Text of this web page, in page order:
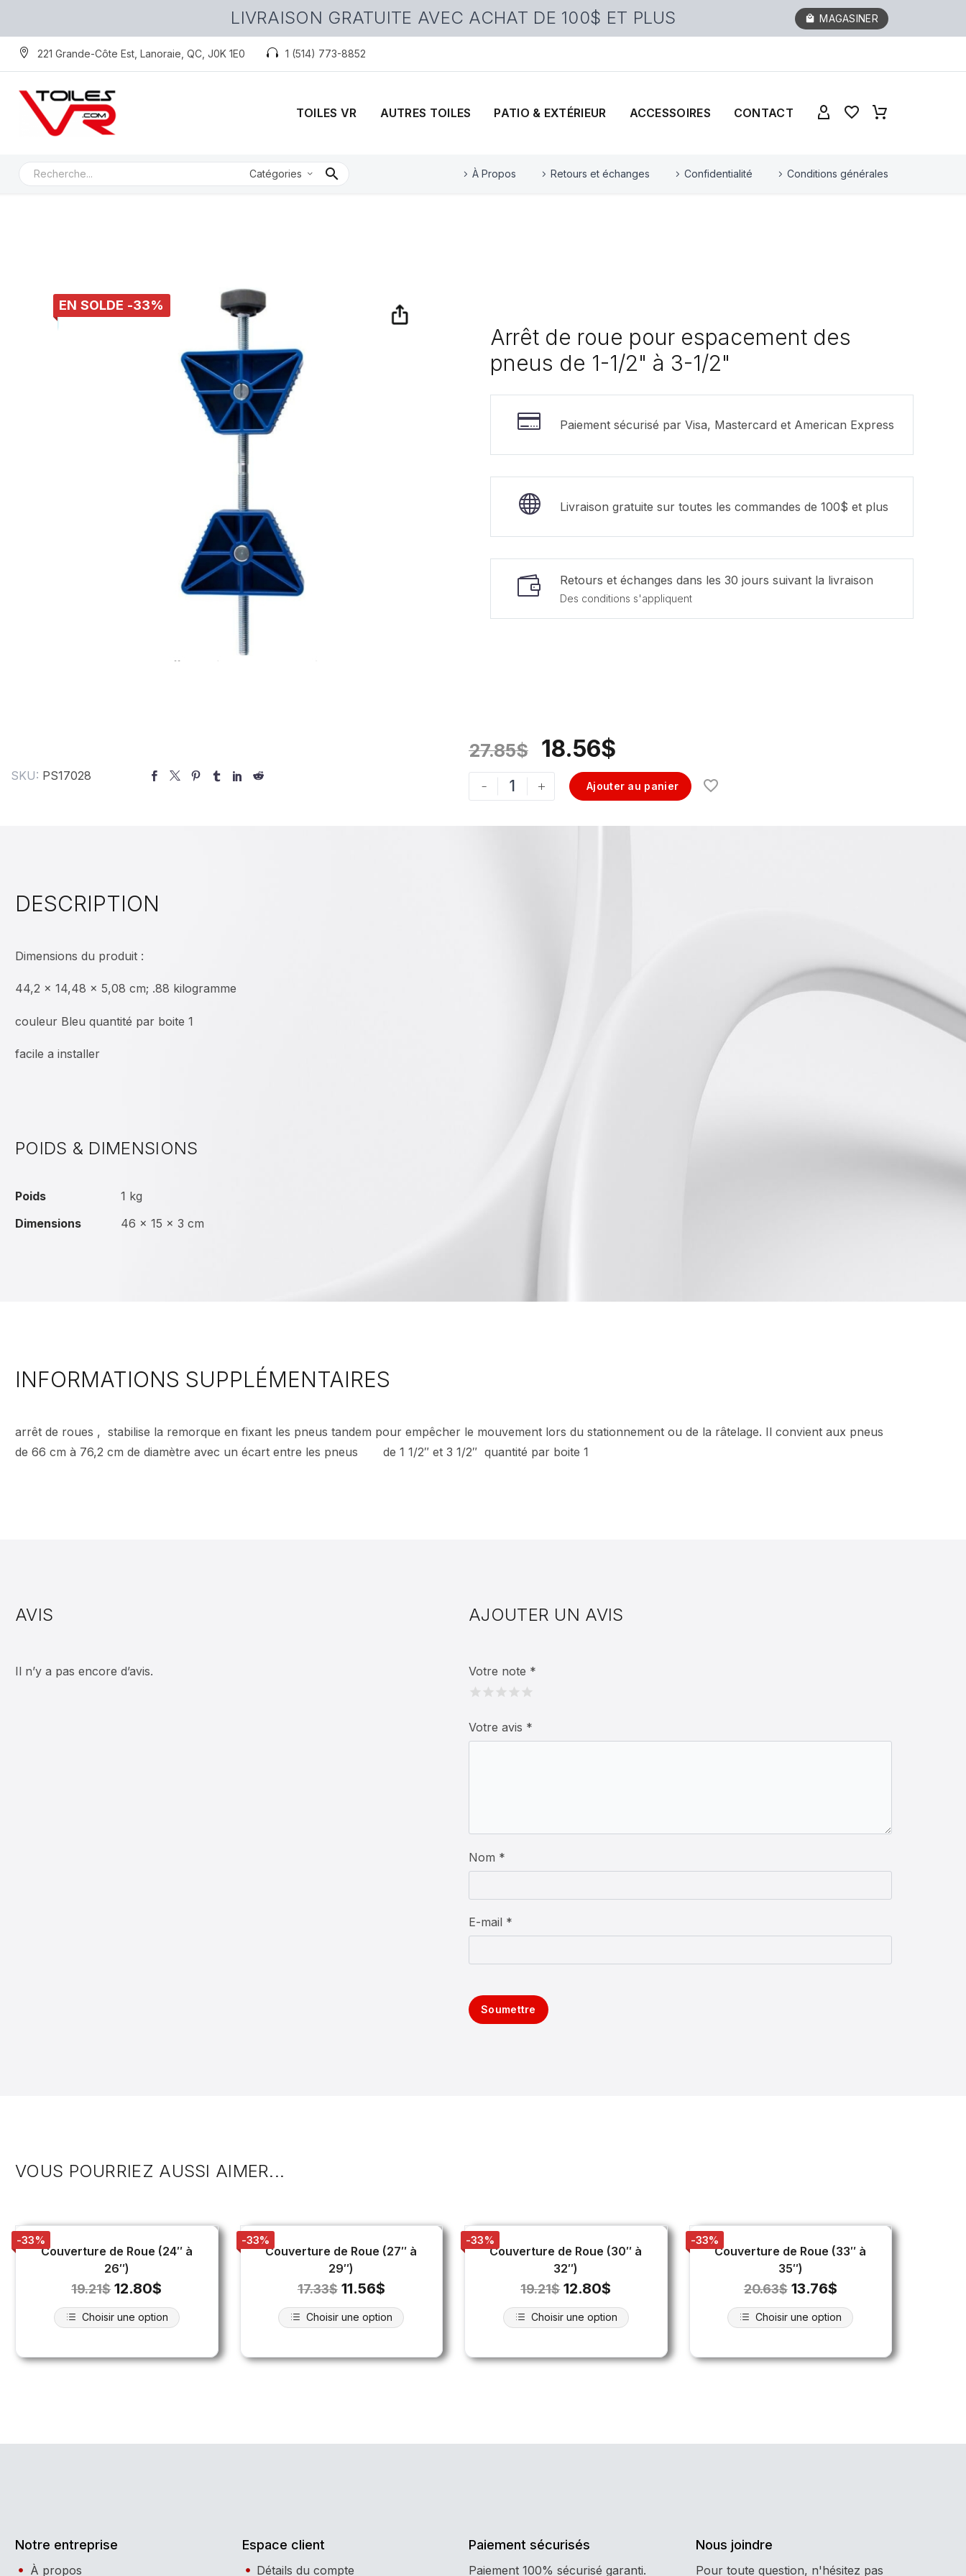
LIVRAISON GRATUITE AVEC ACHAT DE 100$ ET PLUS MAGASINER
221 Grande-Côte Est, Lanoraie, QC, J0K 1E0 1 (514) 773-8852
TOILES VR AUTRES TOILES PATIO & EXTÉRIEUR ACCESSOIRES CONTACT
Catégories À Propos Retours et échanges Confidentialité Conditions générales
EN SOLDE -33%
Arrêt de roue pour espacement des
pneus de 1-1/2" à 3-1/2"
Paiement sécurisé par Visa, Mastercard et American Express
Livraison gratuite sur toutes les commandes de 100$ et plus
Retours et échanges dans les 30 jours suivant la livraison
Des conditions s'appliquent
SKU: ‎PS17028
27.85$ 18.56$
- + Ajouter au panier
DESCRIPTION
Dimensions du produit :
‎44,2 x 14,48 x 5,08 cm; .88 kilogramme
couleur Bleu quantité par boite 1
facile a installer
POIDS & DIMENSIONS
Poids
1 kg
Dimensions
46 × 15 × 3 cm
INFORMATIONS SUPPLÉMENTAIRES
arrêt de roues , stabilise la remorque en fixant les pneus tandem pour empêcher le mouvement lors du stationnement ou de la râtelage. Il convient aux pneus
de 66 cm à 76,2 cm de diamètre avec un écart entre les pneus de 1 1/2″ et 3 1/2″ quantité par boite 1
AVIS
Il n’y a pas encore d’avis.
AJOUTER UN AVIS
Votre note *
Votre avis *
Nom *
E-mail *
Soumettre
VOUS POURRIEZ AUSSI AIMER...
-33%
Couverture de Roue (24″ à
26″)
19.21$ 12.80$
Choisir une option
-33%
Couverture de Roue (27″ à
29″)
17.33$ 11.56$
Choisir une option
-33%
Couverture de Roue (30″ à
32″)
19.21$ 12.80$
Choisir une option
-33%
Couverture de Roue (33″ à
35″)
20.63$ 13.76$
Choisir une option
Notre entreprise
À propos
Espace client
Détails du compte
Paiement sécurisés
Paiement 100% sécurisé garanti.
Nous joindre
Pour toute question, n'hésitez pas